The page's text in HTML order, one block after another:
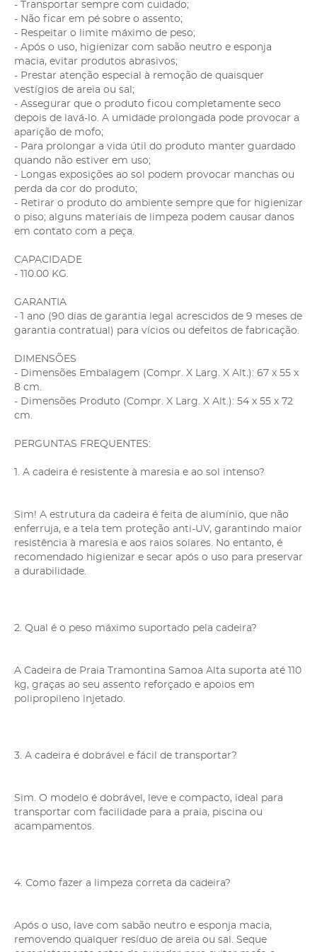
- Transportar sempre com cuidado;
- Não ficar em pé sobre o assento;
- Respeitar o limite máximo de peso;
- Após o uso, higienizar com sabão neutro e esponja
macia, evitar produtos abrasivos;
- Prestar atenção especial à remoção de quaisquer
vestígios de areia ou sal;
- Assegurar que o produto ficou completamente seco
depois de lavá-lo. A umidade prolongada pode provocar a
aparição de mofo;
- Para prolongar a vida útil do produto manter guardado
quando não estiver em uso;
- Longas exposições ao sol podem provocar manchas ou
perda da cor do produto;
- Retirar o produto do ambiente sempre que for higienizar
o piso; alguns materiais de limpeza podem causar danos
em contato com a peça.
CAPACIDADE
- 110.00 KG.
GARANTIA
- 1 ano (90 dias de garantia legal acrescidos de 9 meses de
garantia contratual) para vícios ou defeitos de fabricação.
DIMENSÕES
- Dimensões Embalagem (Compr. X Larg. X Alt.): 67 x 55 x
8 cm.
- Dimensões Produto (Compr. X Larg. X Alt.): 54 x 55 x 72
cm.
PERGUNTAS FREQUENTES:
1. A cadeira é resistente à maresia e ao sol intenso?
Sim! A estrutura da cadeira é feita de alumínio, que não
enferruja, e a tela tem proteção anti-UV, garantindo maior
resistência à maresia e aos raios solares. No entanto, é
recomendado higienizar e secar após o uso para preservar
a durabilidade.
2. Qual é o peso máximo suportado pela cadeira?
A Cadeira de Praia Tramontina Samoa Alta suporta até 110
kg, graças ao seu assento reforçado e apoios em
polipropileno injetado.
3. A cadeira é dobrável e fácil de transportar?
Sim. O modelo é dobrável, leve e compacto, ideal para
transportar com facilidade para a praia, piscina ou
acampamentos.
4. Como fazer a limpeza correta da cadeira?
Após o uso, lave com sabão neutro e esponja macia,
removendo qualquer resíduo de areia ou sal. Seque